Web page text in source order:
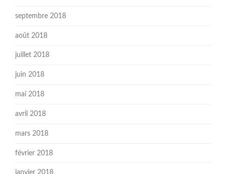
septembre 2018
août 2018
juillet 2018
juin 2018
mai 2018
avril 2018
mars 2018
février 2018